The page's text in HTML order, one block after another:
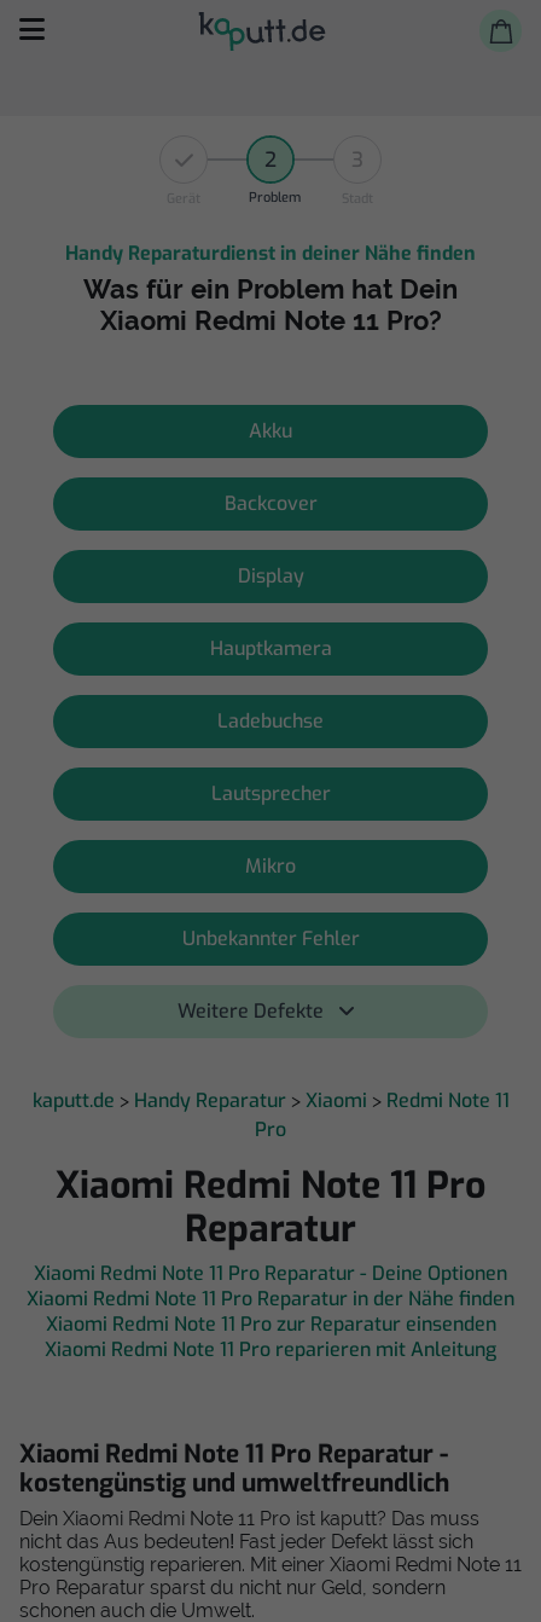
Selbst reparieren
Reparieren lassen
Shop
2
Problem
3
Handy Reparaturdienst in deiner Nähe finden
Was für ein Problem hat Dein
Xiaomi Redmi Note 11 Pro?
Akku
Backcover
Display
Hauptkamera
Ladebuchse
Lautsprecher
Mikro
Unbekannter Fehler
Weitere Defekte
kaputt.de > Handy Reparatur > Xiaomi > Redmi Note 11
Pro
Xiaomi Redmi Note 11 Pro
Reparatur
Xiaomi Redmi Note 11 Pro Reparatur - Deine Optionen
Xiaomi Redmi Note 11 Pro Reparatur in der Nähe finden
Xiaomi Redmi Note 11 Pro zur Reparatur einsenden
Xiaomi Redmi Note 11 Pro reparieren mit Anleitung
Xiaomi Redmi Note 11 Pro Reparatur -
kostengünstig und umweltfreundlich
Dein Xiaomi Redmi Note 11 Pro ist kaputt? Das muss
nicht das Aus bedeuten! Fast jeder Defekt lässt sich
kostengünstig reparieren. Mit einer Xiaomi Redmi Note 11
Pro Reparatur sparst du nicht nur Geld, sondern
schonen auch die Umwelt.